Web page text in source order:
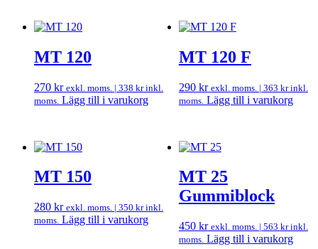
MT 120
270 kr exkl. moms. | 338 krinkl.
moms. Lägg till i varukorg
MT 120 F
290 kr exkl. moms. | 363 krinkl.
moms. Lägg till i varukorg
MT 150
280 kr exkl. moms. | 350 krinkl.
moms. Lägg till i varukorg
MT 25
Gummiblock
450 kr exkl. moms. | 563 krinkl.
moms. Lägg till i varukorg